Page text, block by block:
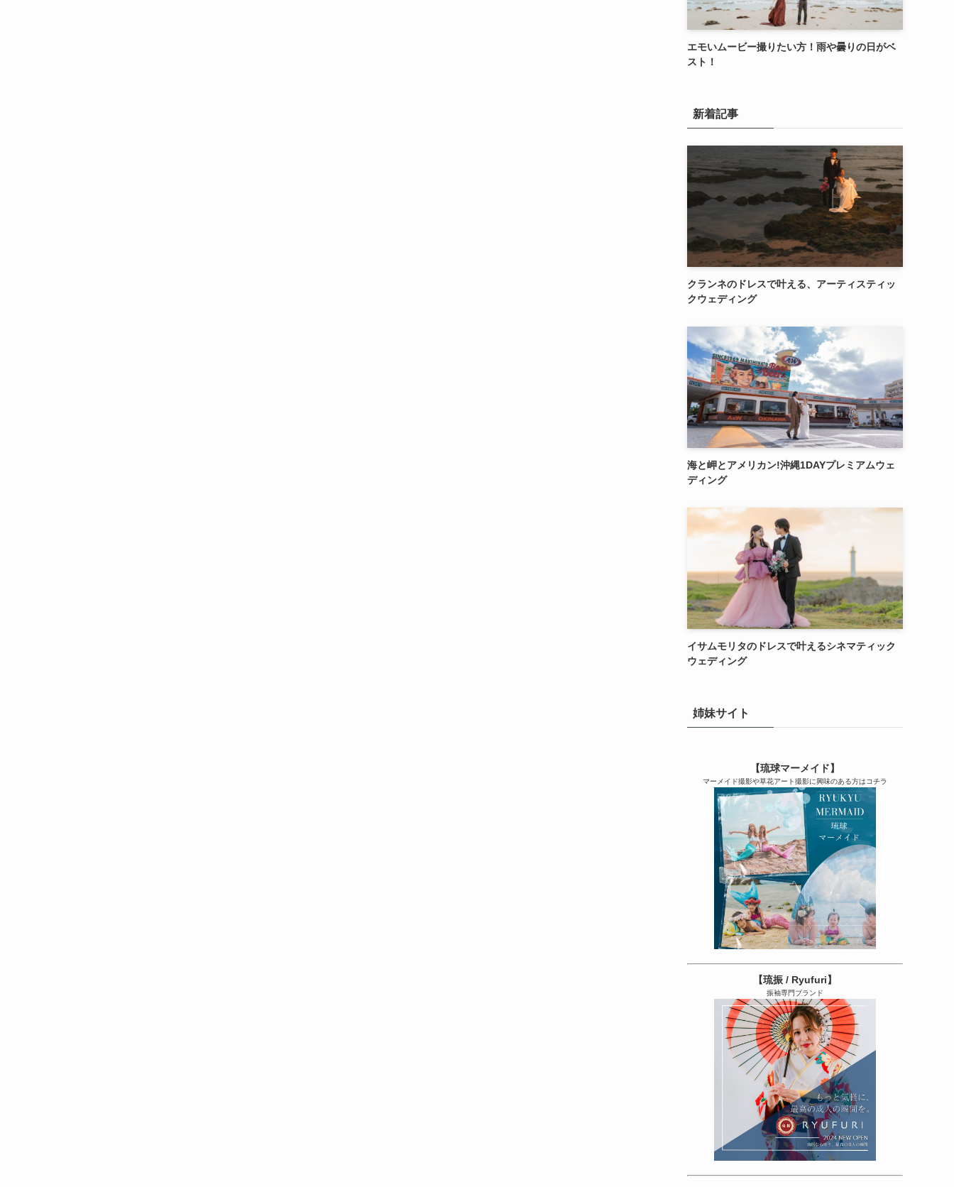
エモいムービー撮りたい方！雨や曇りの日がベ
スト！
新着記事
クランネのドレスで叶える、アーティスティッ
クウェディング
海と岬とアメリカン!沖縄1DAYプレミアムウェ
ディング
イサムモリタのドレスで叶えるシネマティック
ウェディング
姉妹サイト
【琉球マーメイド】
マーメイド撮影や草花アート撮影に興味のある方はコチラ
【琉振 / Ryufuri】
振袖専門ブランド